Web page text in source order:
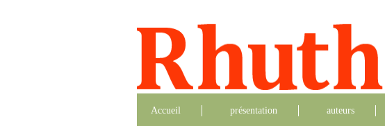
Accueil présentation auteurs